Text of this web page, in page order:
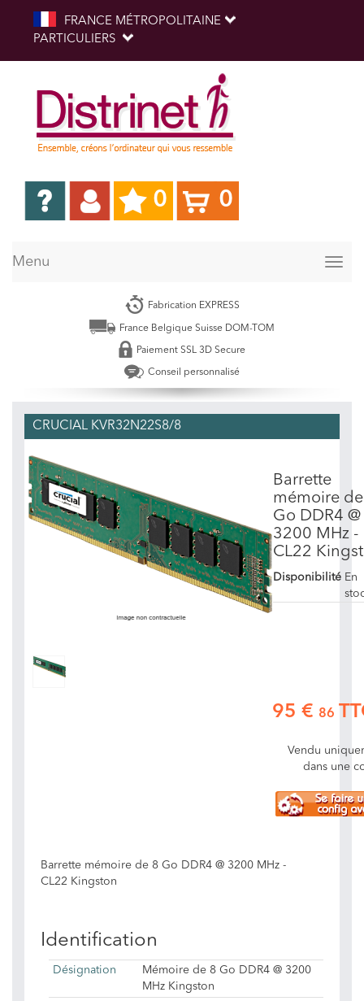
FRANCE MÉTROPOLITAINE
PARTICULIERS
0 0
Menu
Fabrication EXPRESS
France Belgique Suisse DOM-TOM
Paiement SSL 3D Secure
Conseil personnalisé
CRUCIAL KVR32N22S8/8
Barrette
mémoire
Go DDR4 @
3200 MHz -
CL22
Disponibilité En
95 € 86
Vendu
dans une
Barrette mémoire de 8 Go DDR4 @ 3200 MHz -
CL22 Kingston
Identification
Désignation
Mémoire de 8 Go DDR4 @ 3200
MHz Kingston